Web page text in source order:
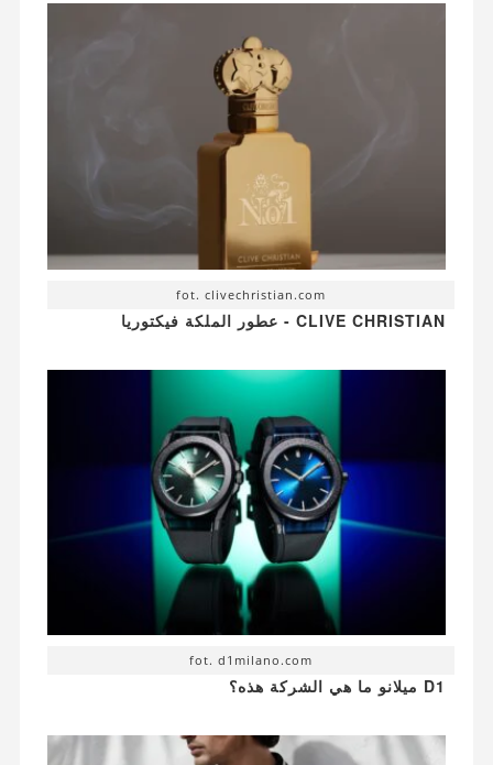
fot. clivechristian.com
CLIVE CHRISTIAN - عطور الملكة فيكتوريا
fot. d1milano.com
D1 ميلانو ما هي الشركة هذه؟